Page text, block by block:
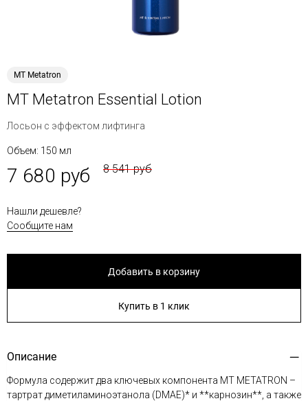
MT Metatron
MT Metatron Essential Lotion
Лосьон с эффектом лифтинга
Объем: 150 мл
7 680 руб 8 541 руб
Нашли дешевле?
Сообщите нам
Добавить в корзину
Купить в 1 клик
Описание
Формула содержит два ключевых компонента MT METATRON –
тартрат диметиламиноэтанола (DMAE)* и **карнозин**, а также